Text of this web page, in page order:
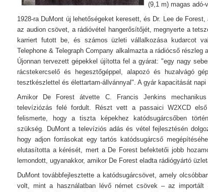
(9,1 m) magas adó-
1928-ra DuMont új lehetőségeket keresett, és Dr. Lee de
az audion csövet, a rádióvétel hangerősítőjét, megnyerte a
karriert futott be, és számos üzleti vállalkozása kudarcot
Telephone & Telegraph Company alkalmazta a rádiócső részleg
Újonnan tervezett gépekkel újította fel a gyárat: "egy nagy
rácstekercselő és hegesztőgéppel, alapozó és huzalvágó
tesztkészlettel és élettartam-állvánnyal". A gyár kapacitását
Amikor De Forest átvette C. Francis Jenkins
televíziózás felé fordult. Részt vett a passaici W2XCD
felismerte, hogy a tiszta képekhez katódsugárcsőben
szükség. DuMont a televíziós adás és vétel fejlesztésén
hogy adjon forrásokat egy tartós katódsugárcső
elutasította a kérését, mert a De Forest befektetői jobb
lemondott, ugyanakkor, amikor De Forest eladta rádiógyártó
DuMont továbbfejlesztette a katódsugárcsövet, amely
volt, mint a használatban lévő német csövek – az importált